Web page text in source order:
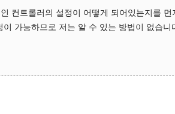
컨트롤러의 설정이 어떻게 되어있는지를 먼
가능하므로 저는 알 수 있는 방법이 없습니